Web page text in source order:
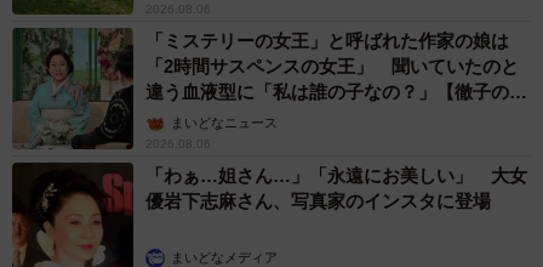
2026.08.06
「ミステリーの女王」と呼ばれた作家の娘は
「2時間サスペンスの女王」 聞いていたのと
違う血液型に「私は誰の子なの？」【徹子の部
屋】まいどなニュース
2026.08.06
「わぁ…姐さん…」「永遠にお美しい」 大女
優岩下志麻さん、写真家のインスタに登場
まいどなメディア